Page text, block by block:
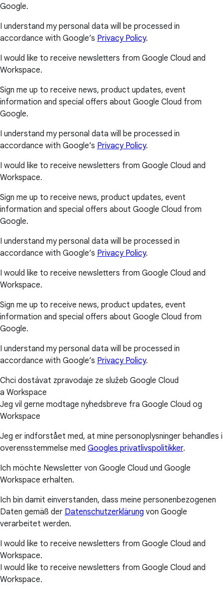
Google.
I understand my personal data will be processed in
accordance with Google’s Privacy Policy.
I would like to receive newsletters from Google Cloud and
Workspace.
Sign me up to receive news, product updates, event
information and special offers about Google Cloud from
Google.
I understand my personal data will be processed in
accordance with Google’s Privacy Policy.
I would like to receive newsletters from Google Cloud and
Workspace.
Sign me up to receive news, product updates, event
information and special offers about Google Cloud from
Google.
I understand my personal data will be processed in
accordance with Google’s Privacy Policy.
I would like to receive newsletters from Google Cloud and
Workspace.
Sign me up to receive news, product updates, event
information and special offers about Google Cloud from
Google.
I understand my personal data will be processed in
accordance with Google’s Privacy Policy.
Chci dostávat zpravodaje ze služeb Google Cloud
a Workspace
Jeg vil gerne modtage nyhedsbreve fra Google Cloud og
Workspace
Jeg er indforstået med, at mine personoplysninger behandles i
overensstemmelse med Googles privatlivspolitikker.
Ich möchte Newsletter von Google Cloud und Google
Workspace erhalten.
Ich bin damit einverstanden, dass meine personenbezogenen
Daten gemäß der Datenschutzerklärung von Google
verarbeitet werden.
I would like to receive newsletters from Google Cloud and
Workspace.
I would like to receive newsletters from Google Cloud and
Workspace.